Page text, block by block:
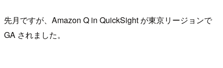
先月ですが、Amazon Q in QuickSight が東京リージョンで
GA されました。